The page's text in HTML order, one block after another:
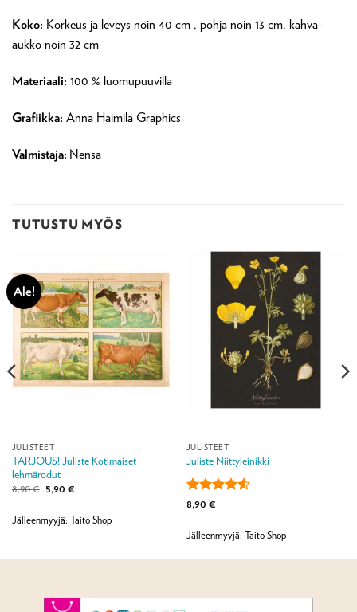
Koko: Korkeus ja leveys noin 40 cm , pohja noin 13 cm, kahva-
aukko noin 32 cm
Materiaali: 100 % luomupuuvilla
Grafiikka: Anna Haimila Graphics
Valmistaja: Nensa
TUTUSTU MYÖS
Ale!
JULISTEET
TARJOUS! Juliste Kotimaiset
lehmärodut
8,90€ Alkuperäinen
hinta
8,90 €.
5,90 €Nykyinen
5,90 €.
Jälleenmyyjä: Taito Shop
JULISTEET
Juliste Niittyleinikki
Arvostelu
4.5
8,90 €
Jälleenmyyjä: Taito Shop